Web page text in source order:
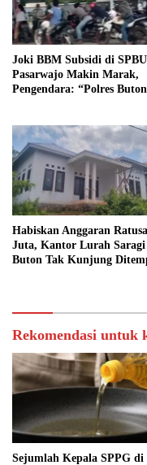
Joki BBM Subsidi di SPBU
Pasarwajo Makin Marak,
Pengendara: “Polres Buton
Habiskan Anggaran
Juta, Kantor Lurah
Buton Tak Kunjung
Rekomendasi untuk
Sejumlah Kepala SPPG di